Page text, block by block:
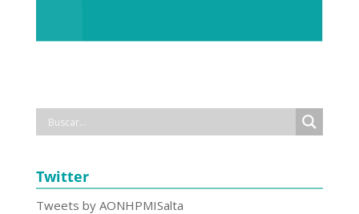
Twitter
Tweets by AONHPMISalta